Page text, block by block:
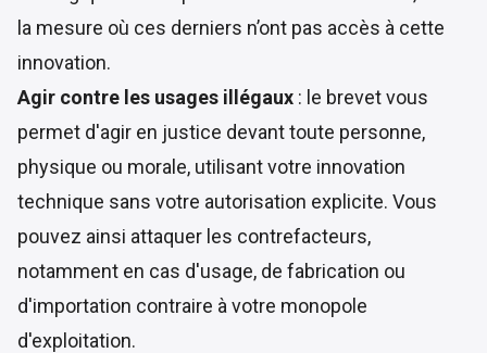
la mesure où ces derniers n’ont pas accès à cette
innovation.
Agir contre les usages illégaux : le brevet vous
permet d'agir en justice devant toute personne,
physique ou morale, utilisant votre innovation
technique sans votre autorisation explicite. Vous
pouvez ainsi attaquer les contrefacteurs,
notamment en cas d'usage, de fabrication ou
d'importation contraire à votre monopole
d'exploitation.